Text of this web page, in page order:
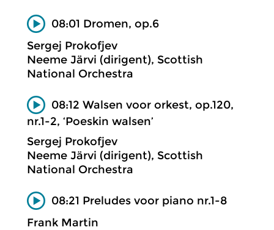
08:01 Dromen, op.6
Sergej Prokofjev
Neeme Järvi (dirigent), Scottish
National Orchestra
08:12 Walsen voor orkest, op.120,
nr.1-2, ‘Poeskin walsen’
Sergej Prokofjev
Neeme Järvi (dirigent), Scottish
National Orchestra
08:21 Preludes voor piano nr.1-8
Frank Martin